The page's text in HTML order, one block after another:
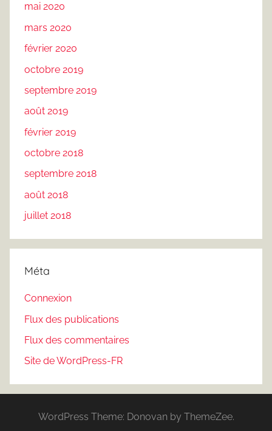
mai 2020
mars 2020
février 2020
octobre 2019
septembre 2019
août 2019
février 2019
octobre 2018
septembre 2018
août 2018
juillet 2018
Méta
Connexion
Flux des publications
Flux des commentaires
Site de WordPress-FR
WordPress Theme: Donovan by ThemeZee.